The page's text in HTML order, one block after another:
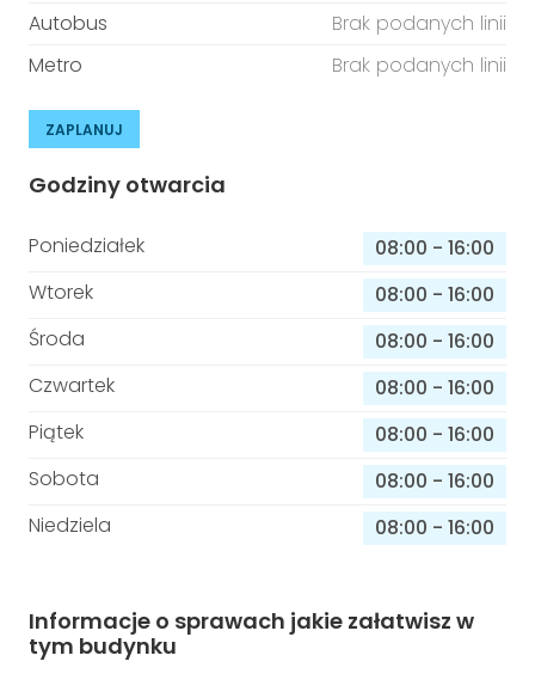
Autobus
Brak podanych linii
Metro
Brak podanych linii
ZAPLANUJ
Godziny otwarcia
Poniedziałek 08:00 - 16:00
Wtorek
08:00 - 16:00
Środa
08:00 - 16:00
Czwartek
08:00 - 16:00
Piątek
08:00 - 16:00
Sobota
08:00 - 16:00
Niedziela
08:00 - 16:00
Informacje o sprawach jakie załatwisz w
tym budynku